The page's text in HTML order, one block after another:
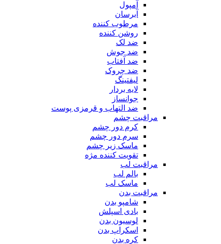
آمپول
آبرسان
مرطوب کننده
روشن کننده
ضد لک
ضد جوش
ضد آفتاب
ضد چروک
لیفتینگ
لایه بردار
جوانساز
ضد التهاب و قرمزی پوست
مراقبت چشم
کرم دور چشم
سرم دور چشم
ماسک زیر چشم
تقویت کننده مژه
مراقبت لب
بالم لب
ماسک لب
مراقبت بدن
شامپو بدن
بادی اسپلش
لوسیون بدن
اسکراپ بدن
کره بدن